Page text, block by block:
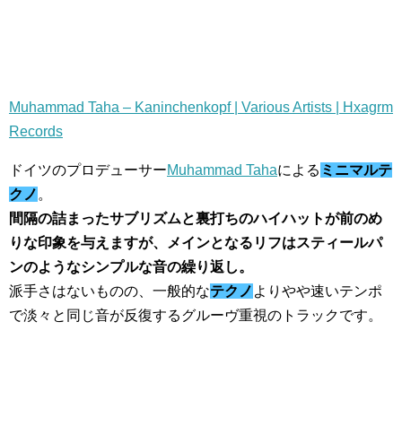
Muhammad Taha – Kaninchenkopf | Various Artists | Hxagrm
Records
ドイツのプロデューサーMuhammad Tahaによる ミニマルテ
クノ 。
間隔の詰まったサブリズムと裏打ちのハイハットが前のめ
りな印象を与えますが、メインとなるリフはスティールパ
ンのようなシンプルな音の繰り返し。
派手さはないものの、一般的なテクノ よりやや速いテンポ
で淡々と同じ音が反復するグルーヴ重視のトラックです。